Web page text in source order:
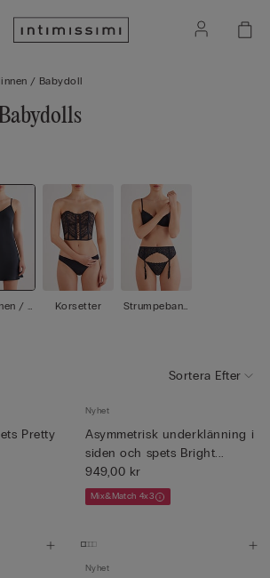
/ Babydoll
/ B
Korsetter
Strumpeband
Sortera Efter
Pretty
Nyhet
Asymmetrisk underklänning i
siden och spets Bright...
949,00 kr
Mix&Match 4x3
Nyhet